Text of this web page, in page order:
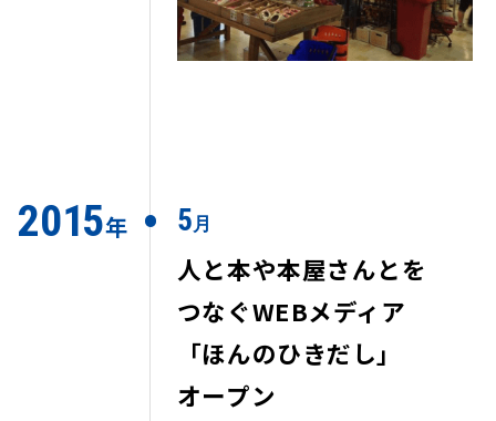
2015年 5 月
人と本や本屋さんとを
つなぐWEBメディア
「ほんのひきだし」
オープン